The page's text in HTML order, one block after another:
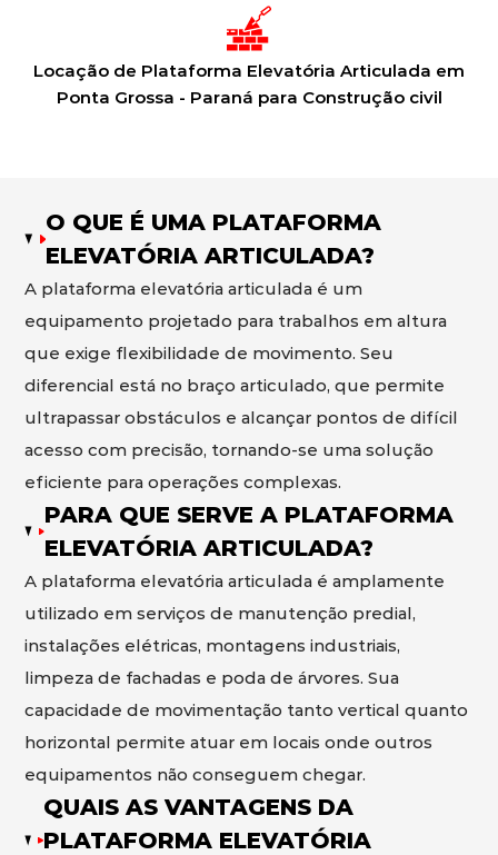
Locação de Plataforma Elevatória Articulada em
Ponta Grossa - Paraná para Construção civil
O QUE É UMA PLATAFORMA
ELEVATÓRIA ARTICULADA?
A plataforma elevatória articulada é um
equipamento projetado para trabalhos em altura
que exige flexibilidade de movimento. Seu
diferencial está no braço articulado, que permite
ultrapassar obstáculos e alcançar pontos de difícil
acesso com precisão, tornando-se uma solução
eficiente para operações complexas.
PARA QUE SERVE A PLATAFORMA
ELEVATÓRIA ARTICULADA?
A plataforma elevatória articulada é amplamente
utilizado em serviços de manutenção predial,
instalações elétricas, montagens industriais,
limpeza de fachadas e poda de árvores. Sua
capacidade de movimentação tanto vertical quanto
horizontal permite atuar em locais onde outros
equipamentos não conseguem chegar.
QUAIS AS VANTAGENS DA
PLATAFORMA ELEVATÓRIA